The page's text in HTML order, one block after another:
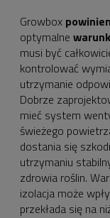
Growbox
optymalne
musi być
kontrolować
utrzymanie
Dobrze
mieć system
świeżego
dostania się
utrzymaniu
zdrowia roślin.
izolacja może
przekłada się na